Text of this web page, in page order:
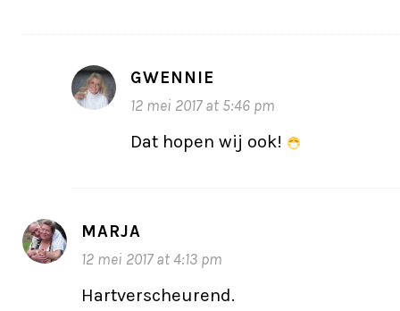
GWENNIE
12 mei 2017 at 5:46 pm
Dat hopen wij ook!
MARJA
12 mei 2017 at 4:13 pm
Hartverscheurend.